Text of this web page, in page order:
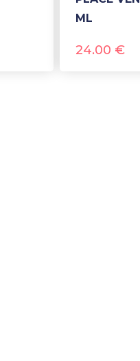
ML
24.00 €